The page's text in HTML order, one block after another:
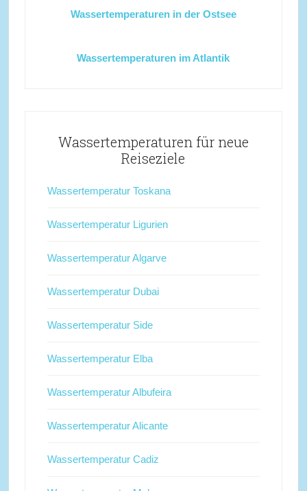
Wassertemperaturen in der Ostsee
Wassertemperaturen im Atlantik
Wassertemperaturen für neue
Reiseziele
Wassertemperatur Toskana
Wassertemperatur Ligurien
Wassertemperatur Algarve
Wassertemperatur Dubai
Wassertemperatur Side
Wassertemperatur Elba
Wassertemperatur Albufeira
Wassertemperatur Alicante
Wassertemperatur Cadiz